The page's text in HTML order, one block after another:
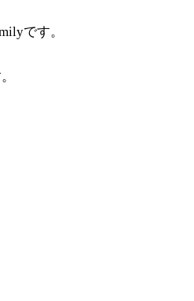
です。